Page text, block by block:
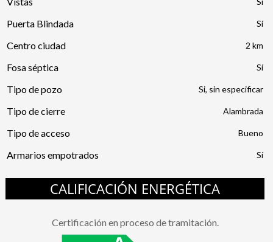
Puerta Blindada
Centro ciudad
2 km
Fosa séptica
Tipo de pozo
Si, sin especificar
Tipo de cierre Alambrada
Tipo de acceso Bueno
Armarios empotrados
CALIFICACIÓN ENERGÉTICA
Certificación en proceso de tramitación.